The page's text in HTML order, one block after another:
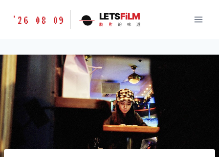
胶
味
道
LETSFILM
'26 08 09 LETSFiLM
胶 片 的 味 道